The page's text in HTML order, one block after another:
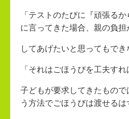
「テストのたびに『頑張る
に言ってきた場合、親の負担
してあげたいと思ってもでき
「それはごほうびを工夫す
子どもが要求してきたもの
う方法でごほうびは渡せるは